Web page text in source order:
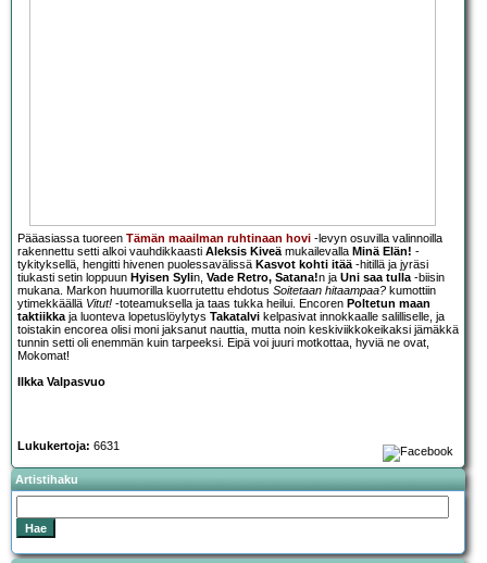
Pääasiassa tuoreen Tämän maailman ruhtinaan hovi -levyn osuvilla valinnoilla
rakennettu setti alkoi vauhdikkaasti Aleksis Kiveämukailevalla Minä Elän! -
tykityksellä, hengitti hivenen puolessavälissä Kasvot kohti itää-hitillä ja jyräsi
tiukasti setin loppuun Hyisen Sylin, Vade Retro, Satana!n ja Uni saa tulla-biisin
mukana. Markon huumorilla kuorrutettu ehdotus Soitetaan hitaampaa? kumottiin
ytimekkäällä Vitut! -toteamuksella ja taas tukka heilui. Encoren Poltetun maan
taktiikkaja luonteva lopetuslöylytys Takatalvi kelpasivat innokkaalle salilliselle, ja
toistakin encorea olisi moni jaksanut nauttia, mutta noin keskiviikkokeikaksi jämäkkä
tunnin setti oli enemmän kuin tarpeeksi. Eipä voi juuri motkottaa, hyviä ne ovat,
Mokomat!
Ilkka Valpasvuo
Lukukertoja: 6631
Artistihaku